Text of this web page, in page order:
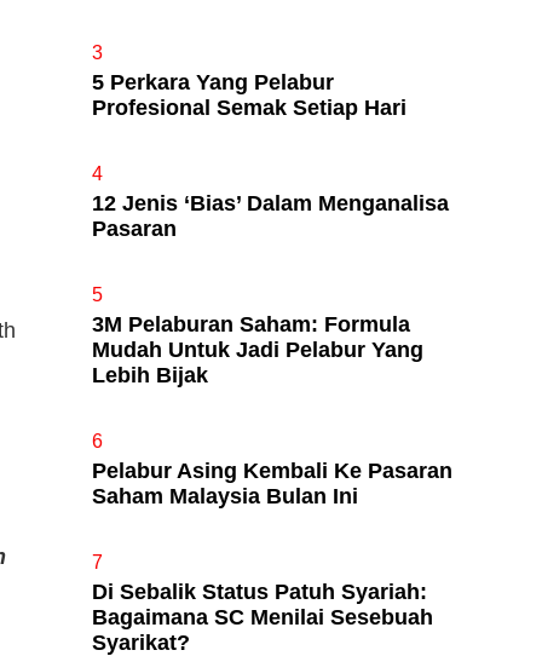
3
5 Perkara Yang Pelabur
Profesional Semak Setiap Hari
4
12 Jenis ‘Bias’ Dalam Menganalisa
Pasaran
5
3M Pelaburan Saham: Formula
Mudah Untuk Jadi Pelabur Yang
Lebih Bijak
6
Pelabur Asing Kembali Ke Pasaran
Saham Malaysia Bulan Ini
7
Di Sebalik Status Patuh Syariah:
Bagaimana SC Menilai Sesebuah
Syarikat?